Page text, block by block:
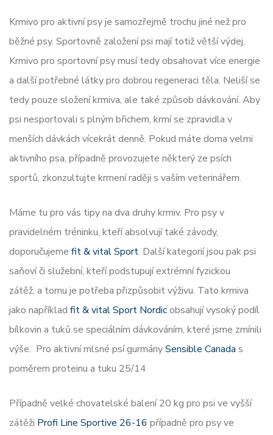
Krmivo pro aktivní psy je samozřejmě trochu jiné než pro
běžné psy. Sportovně založení psi mají totiž větší výdej.
Krmivo pro sportovní psy musí tedy obsahovat více energie
a další potřebné látky pro dobrou regeneraci těla. Neliší se
tedy pouze složení krmiva, ale také způsob dávkování. Aby
psi nesportovali s plným břichem, krmí se zpravidla v
menších dávkách vícekrát denně. Pokud máte doma velmi
aktivního psa, případně provozujete některý ze psích
sportů, zkonzultujte krmení raději s vaším veterinářem.
Máme tu pro vás tipy na dva druhy krmiv. Pro psy v
pravidelném tréninku, kteří absolvují také závody,
doporučujeme fit & vital Sport. Další kategorií jsou pak psi
saňoví či služební, kteří podstupují extrémní fyzickou
zátěž, a tomu je potřeba přizpůsobit výživu. Tato krmiva
jako například fit & vital Sport Nordicobsahují vysoký podíl
bílkovin a tuků se speciálním dávkováním, které jsme zmínili
výše. Pro aktivní mlsné psí gurmánySensible Canada s
poměrem proteinu a tuku 25/14
Případně velké chovatelské balení 20 kg pro psi ve vyšší
zátěži Profi Line Sportive 26-16 případně pro psy ve